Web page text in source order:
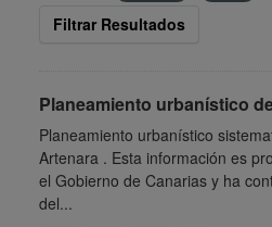
Filtrar Resultados
Planeamiento urbanístico
Planeamiento urbanístico
Artenara . Esta información es
el Gobierno de Canarias y ha
del...